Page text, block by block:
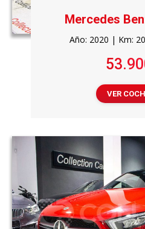
Mercedes
Año: 2020 | Km:
VER